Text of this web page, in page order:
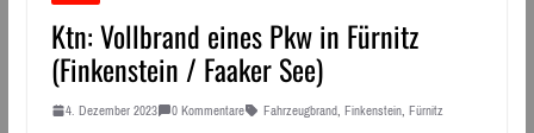
Ktn: Vollbrand eines Pkw in Fürnitz
(Finkenstein / Faaker See)
4. Dezember 2023 0 Kommentare Fahrzeugbrand, Finkenstein, Fürnitz